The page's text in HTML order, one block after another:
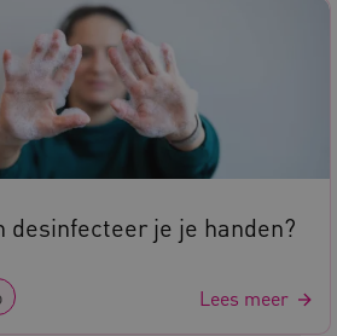
desinfecteer je je handen?
Lees meer
Amazon.com Inc.
a594.kennispleingehandicaptensector.nl
www.kennispleingehandicaptensector.nl